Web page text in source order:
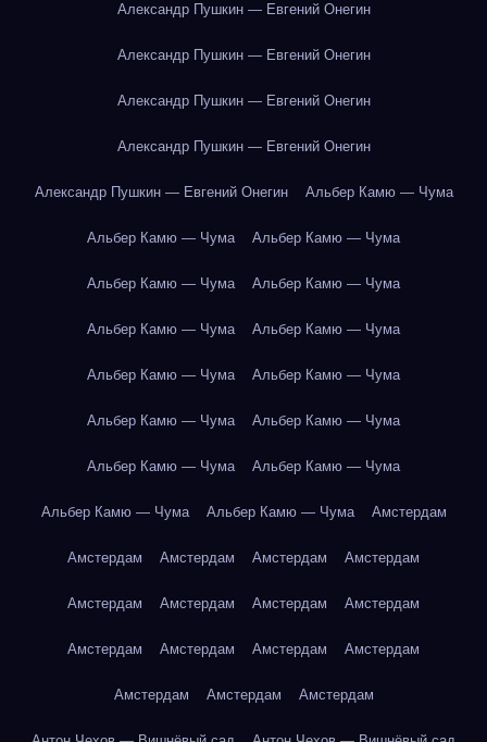
Александр Пушкин — Евгений Онегин
Александр Пушкин — Евгений Онегин
Александр Пушкин — Евгений Онегин
Александр Пушкин — Евгений Онегин
Александр Пушкин — Евгений Онегин Альбер Камю — Чума
Альбер Камю — Чума Альбер Камю — Чума
Альбер Камю — Чума Альбер Камю — Чума
Альбер Камю — Чума Альбер Камю — Чума
Альбер Камю — Чума Альбер Камю — Чума
Альбер Камю — Чума Альбер Камю — Чума
Альбер Камю — Чума Альбер Камю — Чума
Альбер Камю — Чума Альбер Камю — Чума Амстердам
Амстердам Амстердам Амстердам Амстердам
Амстердам Амстердам Амстердам Амстердам
Амстердам Амстердам Амстердам Амстердам
Амстердам Амстердам Амстердам